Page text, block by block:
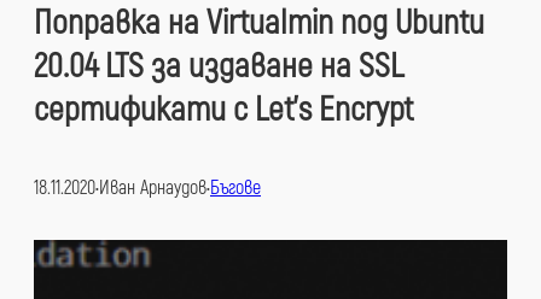
Поправка на Virtualmin под Ubuntu
20.04 LTS за издаване на SSL
сертификати с Let’s Encrypt
18.11.2020•Иван Арнаудов•Бъгове